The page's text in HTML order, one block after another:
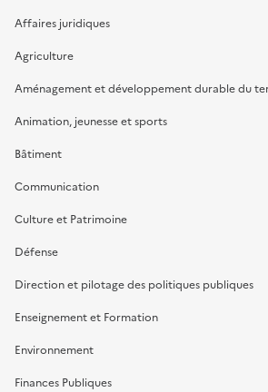
Affaires juridiques
Agriculture
Aménagement et développement durable du
Animation, jeunesse et sports
Bâtiment
Communication
Culture et Patrimoine
Défense
Direction et pilotage des politiques publiques
Enseignement et Formation
Environnement
Finances Publiques